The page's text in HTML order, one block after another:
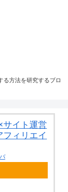
る方法を研究するブロ
サイト運営
ィリエイ